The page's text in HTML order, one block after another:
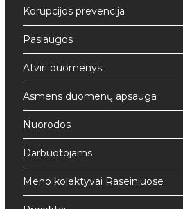
Korupcijos prevencija
Paslaugos
Atviri duomenys
Asmens duomenų apsauga
Nuorodos
Darbuotojams
Meno kolektyvai Raseiniuose